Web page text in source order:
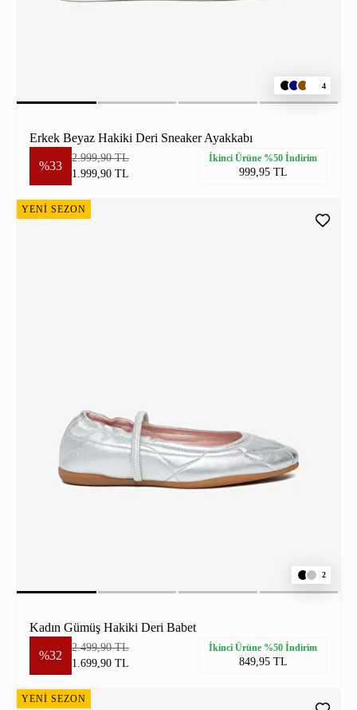
4
Erkek Beyaz Hakiki Deri Sneaker Ayakkabı
%33
2.999,90 TL
1.999,90 TL
İkinci Ürüne %50 İndirim
999,95 TL
YENİ SEZON
2
Kadın Gümüş Hakiki Deri Babet
%32
2.499,90 TL
1.699,90 TL
İkinci Ürüne %50 İndirim
849,95 TL
YENİ SEZON